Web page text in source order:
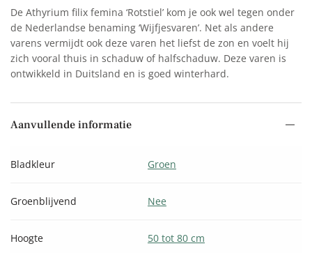
De Athyrium filix femina ‘Rotstiel’ kom je ook wel tegen onder
de Nederlandse benaming ‘Wijfjesvaren’. Net als andere
varens vermijdt ook deze varen het liefst de zon en voelt hij
zich vooral thuis in schaduw of halfschaduw. Deze varen is
ontwikkeld in Duitsland en is goed winterhard.
Aanvullende informatie
Bladkleur Groen
Groenblijvend Nee
Hoogte 50 tot 80 cm